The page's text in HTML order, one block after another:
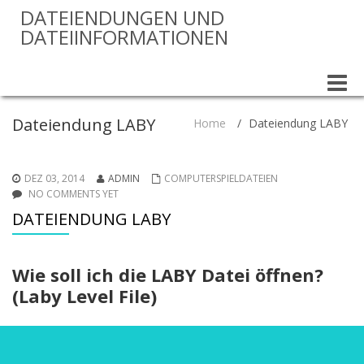
DATEIENDUNGEN UND
DATEIINFORMATIONEN
Toggle
Dateiendung LABY Home / Dateiendung LABY
DEZ 03, 2014 ADMIN
COMPUTERSPIELDATEIEN
NO COMMENTS YET
DATEIENDUNG LABY
Wie soll ich die LABY Datei öffnen?
(Laby Level File)